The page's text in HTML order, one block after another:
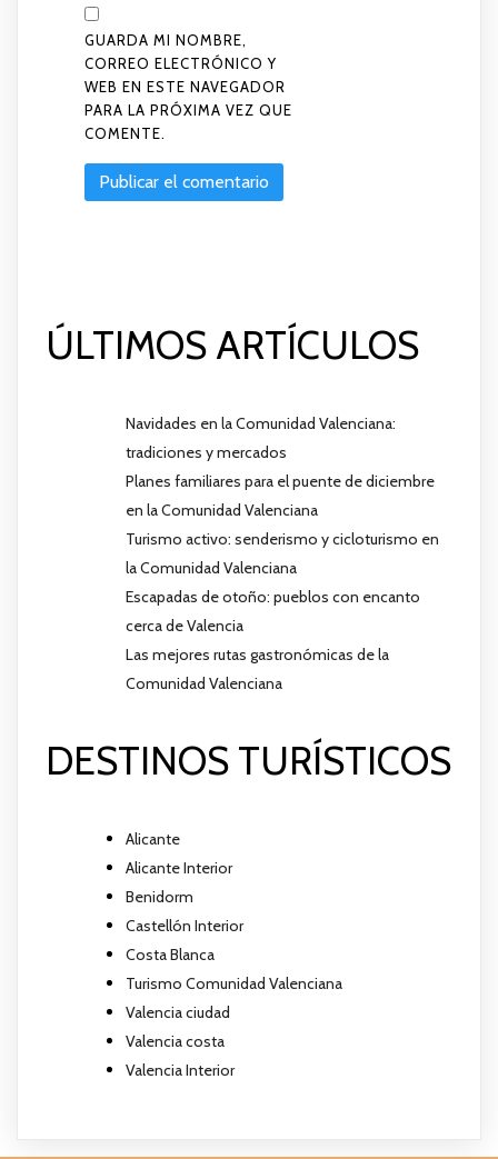
GUARDA MI NOMBRE,
CORREO ELECTRÓNICO Y
WEB EN ESTE NAVEGADOR
PARA LA PRÓXIMA VEZ QUE
COMENTE.
ÚLTIMOS ARTÍCULOS
Navidades en la Comunidad Valenciana:
tradiciones y mercados
Planes familiares para el puente de diciembre
en la Comunidad Valenciana
Turismo activo: senderismo y cicloturismo en
la Comunidad Valenciana
Escapadas de otoño: pueblos con encanto
cerca de Valencia
Las mejores rutas gastronómicas de la
Comunidad Valenciana
DESTINOS TURÍSTICOS
Alicante
Alicante Interior
Benidorm
Castellón Interior
Costa Blanca
Turismo Comunidad Valenciana
Valencia ciudad
Valencia costa
Valencia Interior